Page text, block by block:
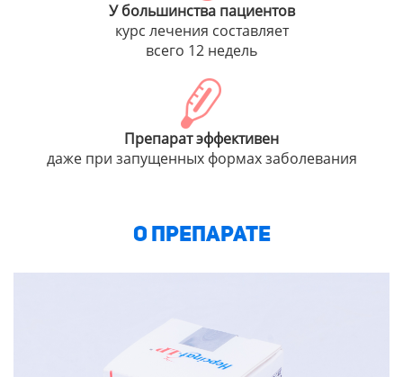
У большинства пациентов
курс лечения составляет
всего 12 недель
Препарат эффективен
даже при запущенных формах заболевания
О ПРЕПАРАТЕ